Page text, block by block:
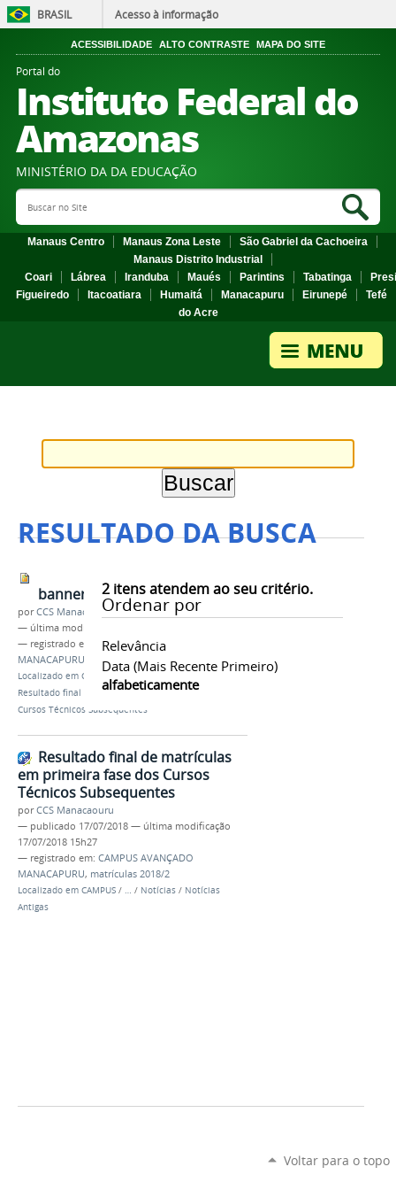
BRASIL Acesso à informação
ACESSIBILIDADE ALTO CONTRASTE MAPA DO SITE
Portal do
Instituto Federal do
Amazonas
MINISTÉRIO DA DA EDUCAÇÃO
Search Site
Manaus Centro Manaus Zona Leste
São Gabriel da Cachoeira
Manaus Distrito Industrial
Coari
Lábrea Iranduba Maués Parintins Tabatinga
Figueiredo
Itacoatiara Humaitá Manacapuru Eirunepé
Tefé
do Acre
RESULTADO DA BUSCA
2itens atendem ao seu critério.
Ordenar por
Relevância
Data (mais Recente Primeiro)
alfabeticamente
banner_resultado_matriculas
porCCS Manacaouru
— última modificação
— registrado em:
CAMPUS AVANÇADO
MANACAPURU
matrículas 2018/2
Localizado em CAMPUS /
Resultado final de matrículas em primeira fase dos
Cursos Técnicos Subsequentes
Resultado final de matrículas
em primeira fase dos Cursos
Técnicos Subsequentes
porCCS Manacaouru
— publicado 17/07/2018 — última modificação
17/07/2018 15h27
— registrado em: CAMPUS AVANÇADO
MANACAPURU, matrículas 2018/2
Localizado em CAMPUS / / Notícias / Notícias
Antigas
Voltar para o topo